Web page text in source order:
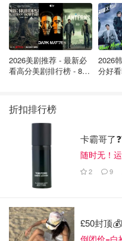
2026美剧推荐 - 最新必
看高分美剧排行榜 - 8月
2026
分好
折扣排行榜
卡霸哥了
随时无！
2 9
£50封顶